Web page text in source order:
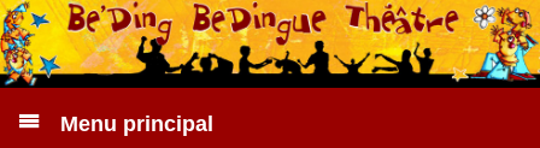
Menu principal